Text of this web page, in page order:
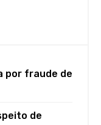
por fraude de
de